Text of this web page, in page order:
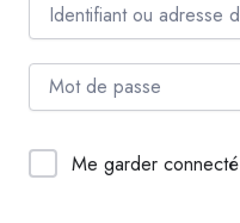
Me garder connecté